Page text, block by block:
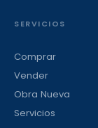
SERVICIOS
Comprar
Vender
Obra Nueva
Servicios